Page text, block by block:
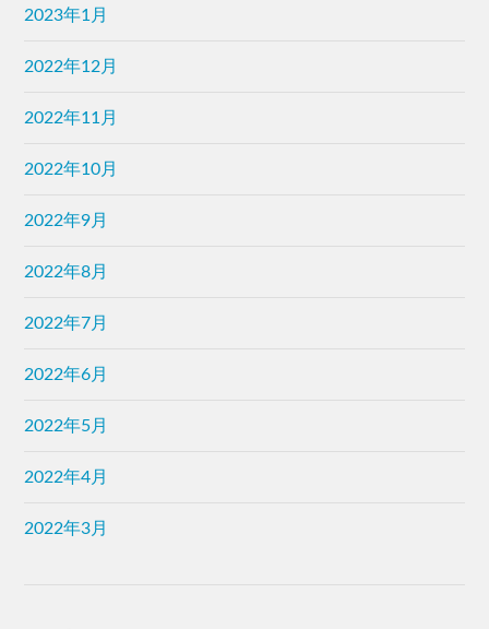
2023年1月
2022年12月
2022年11月
2022年10月
2022年9月
2022年8月
2022年7月
2022年6月
2022年5月
2022年4月
2022年3月